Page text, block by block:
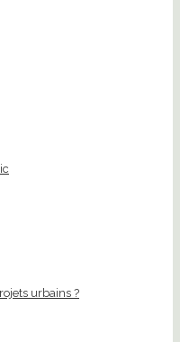
urbains ?